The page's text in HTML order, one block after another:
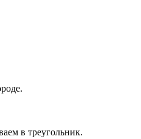
в треугольник.